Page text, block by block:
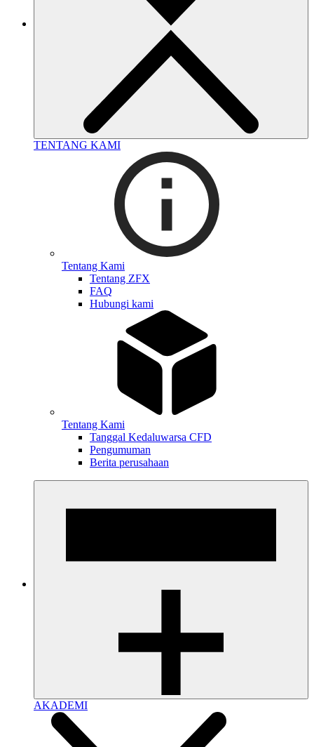
TENTANG KAMI
Tentang Kami
Tentang ZFX
FAQ
Hubungi kami
Tentang Kami
Tanggal Kedaluwarsa CFD
Pengumuman
Berita perusahaan
AKADEMI